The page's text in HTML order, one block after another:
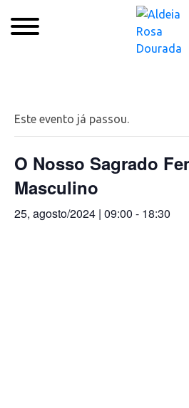
Cursos
Este evento já passou.
O Nosso Sagrado
Masculino
25, agosto/2024 | 09:00 - 18:30